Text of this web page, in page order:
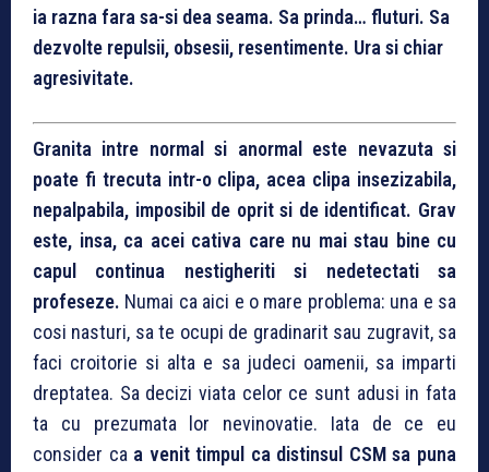
ia razna fara sa-si dea seama. Sa prinda… fluturi. Sa
dezvolte repulsii, obsesii, resentimente. Ura si chiar
agresivitate.
Granita intre normal si anormal este nevazuta si
poate fi trecuta intr-o clipa, acea clipa insezizabila,
nepalpabila, imposibil de oprit si de identificat. Grav
este, insa, ca acei cativa care nu mai stau bine cu
capul continua nestigheriti si nedetectati sa
profeseze. Numai ca aici e o mare problema: una e sa
cosi nasturi, sa te ocupi de gradinarit sau zugravit, sa
faci croitorie si alta e sa judeci oamenii, sa imparti
dreptatea. Sa decizi viata celor ce sunt adusi in fata
ta cu prezumata lor nevinovatie. Iata de ce eu
consider ca a venit timpul ca distinsul CSM sa puna